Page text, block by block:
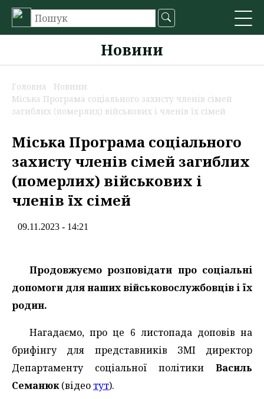
Новини
Головна
Новини
Міська Програма соціального захисту членів сімей
загиблих (померлих) військових і членів їх сімей
Міська Програма соціального
захисту членів сімей загиблих
(померлих) військових і
членів їх сімей
09.11.2023 - 14:21
Продовжуємо розповідати про соціальні
допомоги для наших військовослужбовців і їх
родин.
Нагадаємо, про це 6 листопада доповів на
брифінгу для представників ЗМІ директор
Департаменту соціальної політики Василь
Семанюк(відео тут).